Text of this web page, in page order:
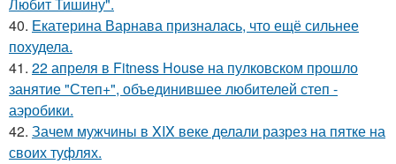
Любит Тишину".
40. Екатерина Варнава призналась, что ещё сильнее
похудела.
41. 22 апреля в Fitness House на пулковском прошло
занятие "Степ+", объединившее любителей степ -
аэробики.
42. Зачем мужчины в XIX веке делали разрез на пятке на
своих туфлях.